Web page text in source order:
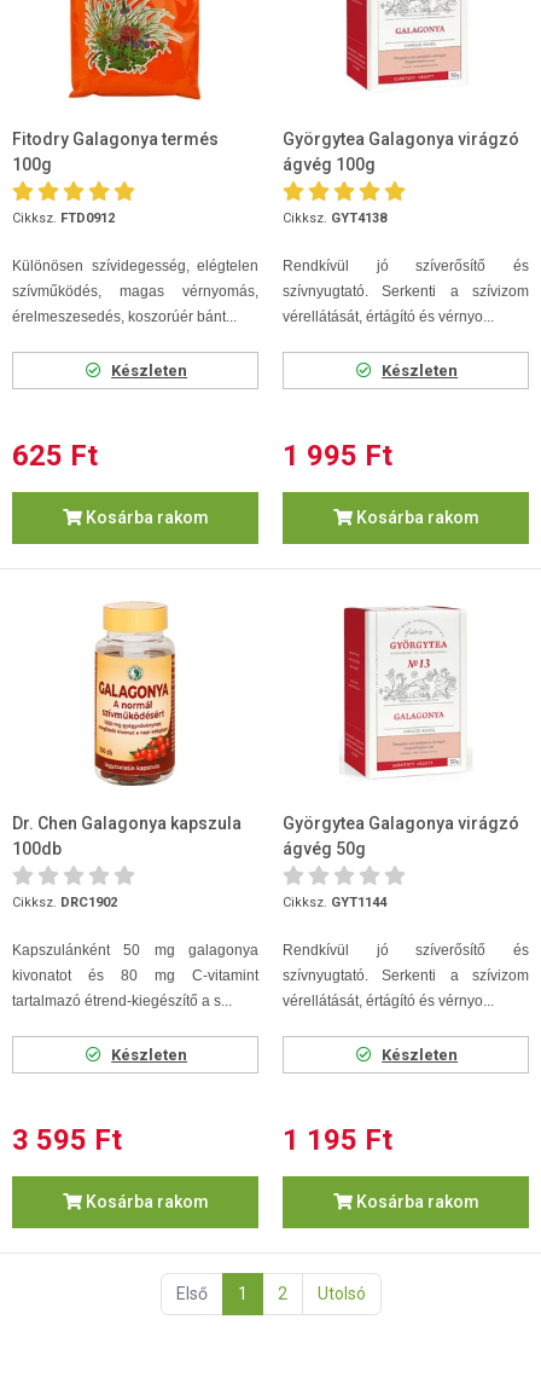
Fitodry Galagonya termés
100g
Cikksz. FTD0912
Különösen szívidegesség, elégtelen
szívműködés, magas vérnyomás,
érelmeszesedés, koszorúér bánt...
Készleten
625 Ft
Kosárba rakom
Györgytea Galagonya virágzó
ágvég 100g
Cikksz. GYT4138
Rendkívül jó szíverősítő és
szívnyugtató. Serkenti a szívizom
vérellátását, értágító és vérnyo...
Készleten
1 995 Ft
Kosárba rakom
Dr. Chen Galagonya kapszula
100db
Cikksz. DRC1902
Kapszulánként 50 mg galagonya
kivonatot és 80 mg C-vitamint
tartalmazó étrend-kiegészítő a s...
Készleten
3 595 Ft
Kosárba rakom
Györgytea Galagonya virágzó
ágvég 50g
Cikksz. GYT1144
Rendkívül jó szíverősítő és
szívnyugtató. Serkenti a szívizom
vérellátását, értágító és vérnyo...
Készleten
1 195 Ft
Kosárba rakom
Első 1 2 Utolsó